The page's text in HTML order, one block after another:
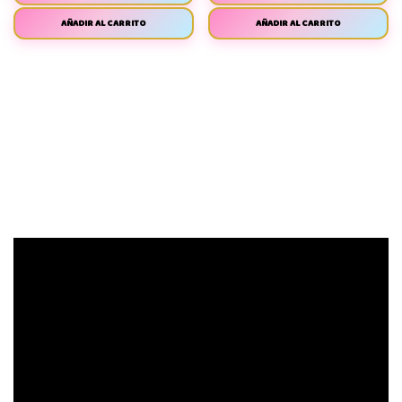
AÑADIR AL CARRITO AÑADIR AL CARRITO